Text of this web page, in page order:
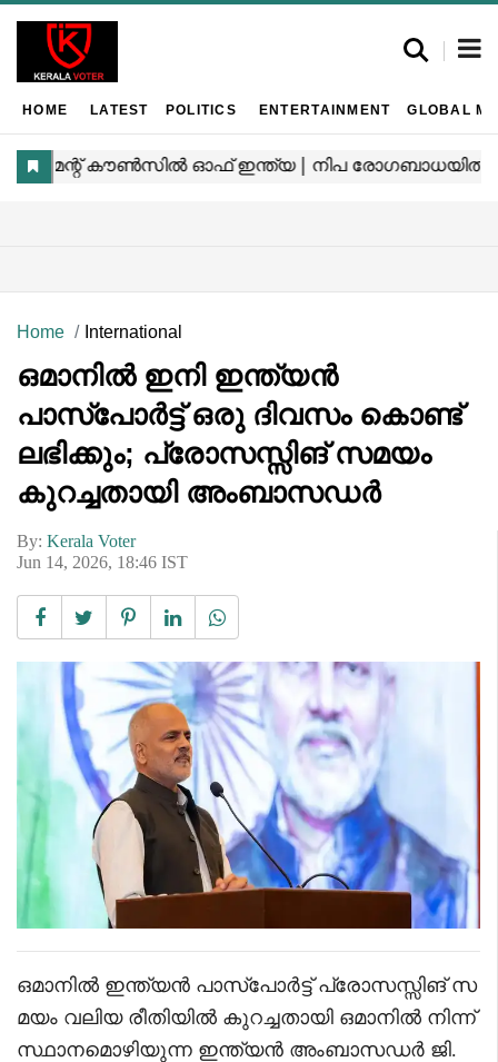
HOME LATEST POLITICS ENTERTAINMENT GLOBAL
Home International
ഒമാനിൽ ഇനി ഇന്ത്യൻ
പാസ്‌പോർട്ട് ഒരു ദിവസം കൊണ്ട്
ലഭിക്കും; പ്രോസസ്സിങ് സമയം
കുറച്ചതായി അംബാസഡർ
By: Kerala Voter
Jun 14, 2026, 18:46 IST
ഒമാനിൽ ഇന്ത്യൻ പാസ്‌പോർട്ട് പ്രോസസ്സിങ് സ
മയം വലിയ രീതിയിൽ കുറച്ചതായി ഒമാനിൽ നിന്ന്
സ്ഥാനമൊഴിയുന്ന ഇന്ത്യൻ അംബാസഡർ ജി.